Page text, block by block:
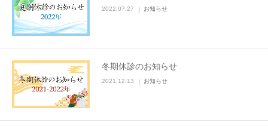
2022.07.27 お知らせ
冬期休診のお知らせ
2021.12.13 お知らせ